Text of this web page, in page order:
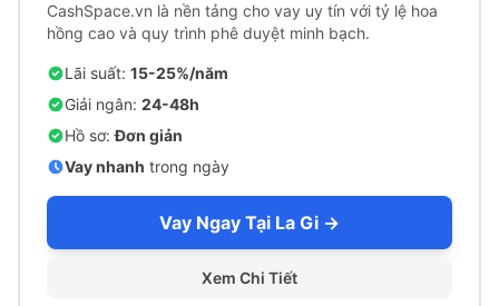
CashSpace.vn là nền tảng cho vay uy tín với tỷ lệ hoa
hồng cao và quy trình phê duyệt minh bạch.
Lãi suất: 15-25%/năm
Giải ngân: 24-48h
Hồ sơ:Đơn giản
Vay nhanh trong ngày
Vay Ngay Tại La Gi →
Xem Chi Tiết